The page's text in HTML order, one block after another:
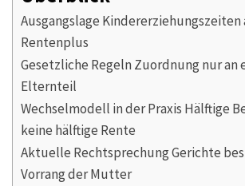
Ausgangslage Kindererziehungszeiten
Rentenplus
Gesetzliche Regeln Zuordnung nur an
Elternteil
Wechselmodell in der Praxis Hälftige
keine hälftige Rente
Aktuelle Rechtsprechung Gerichte
Vorrang der Mutter